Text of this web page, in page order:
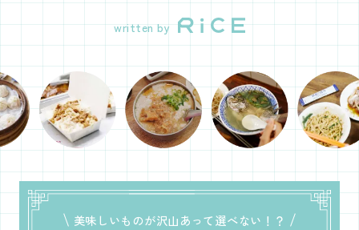
written by
美味しいものが沢山あって選べない！？